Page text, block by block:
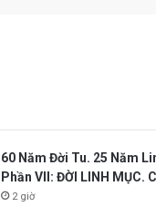
60 Năm Đời Tu. 25 Năm
Phần VII: ĐỜI LINH MỤC.
2 giờ